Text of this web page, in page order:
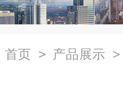
首页 > 产品展示